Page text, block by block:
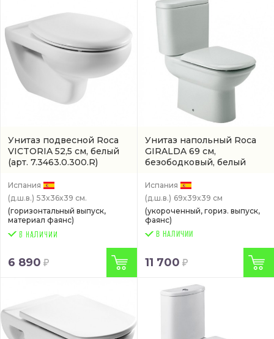
Унитаз подвесной Roca
VICTORIA 52,5 см, белый
(арт. 7.3463.0.300.R)
Испания
(д.ш.в.) 53x36x39 см.
(горизонтальный выпуск,
материал фаянс)
6 890
Унитаз напольный Roca
GIRALDA 69 см,
безободковый, белый
Испания
(д.ш.в.) 69x39x39 см
(укороченный, гориз. выпуск,
фаянс)
В НАЛИЧИИ
11 700